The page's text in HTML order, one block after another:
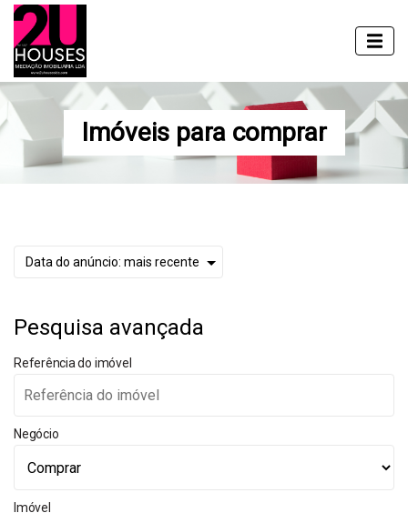
Imóveis para comprar
Pesquisa avançada
Referência do imóvel
Negócio
Imóvel